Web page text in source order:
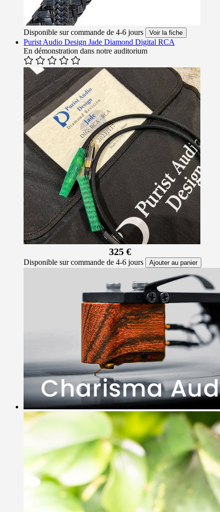
Disponible sur commande de 4-6 jours Voir la fiche
Purist Audio Design Jade Diamond Digital RCA
En démonstration dans notre auditorium
325 €
Disponible sur commande de 4-6 jours Ajouter au panier